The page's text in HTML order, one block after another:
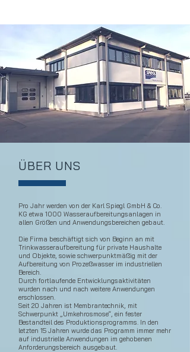
ÜBER UNS
Pro Jahr werden von der Karl Spiegl GmbH & Co.
KG etwa 1000 Wasseraufbereitungsanlagen in
allen Größen und Anwendungsbereichen gebaut.
Die Firma beschäftigt sich von Beginn an mit
Trinkwasseraufbereitung für private Haushalte
und Objekte, sowie schwerpunktmäßig mit der
Aufbereitung von Prozeßwasser im industriellen
Bereich.
Durch fortlaufende Entwicklungsaktivitäten
wurden nach und nach weitere Anwendungen
erschlossen.
Seit 20 Jahren ist Membrantechnik, mit
Schwerpunkt „Umkehrosmose“, ein fester
Bestandteil des Produktionsprogramms. In den
letzten 15 Jahren wurde das Programm immer mehr
auf industrielle Anwendungen im gehobenen
Anforderungsbereich ausgebaut.